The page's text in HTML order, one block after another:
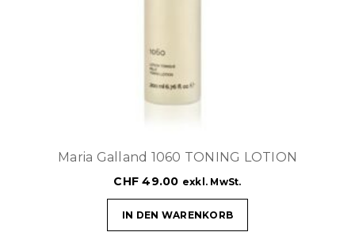
Maria Galland 1060 TONING LOTION
CHF 49.00 exkl. MwSt.
IN DEN WARENKORB